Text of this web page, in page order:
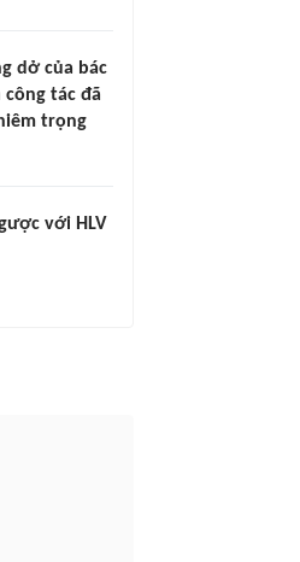
dở của bác
tác đã
trọng
với HLV